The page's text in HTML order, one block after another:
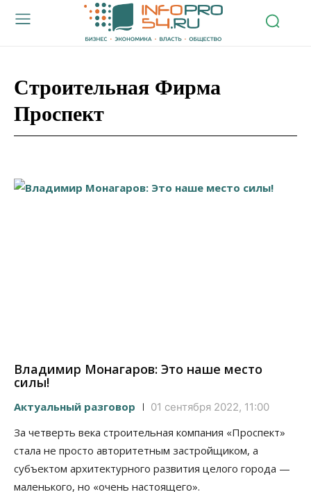
Строительная Фирма
Проспект
Владимир Монагаров: Это наше место
силы!
Актуальный разговор 01 сентября 2022, 11:00
За четверть века строительная компания «Проспект»
стала не просто авторитетным застройщиком, а
субъектом архитектурного развития целого города —
маленького, но «очень настоящего».